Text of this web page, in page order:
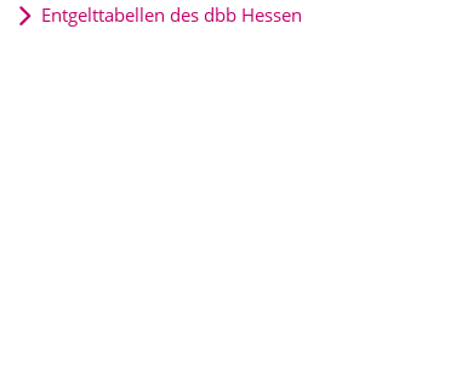
Entgelttabellen des dbb Hessen